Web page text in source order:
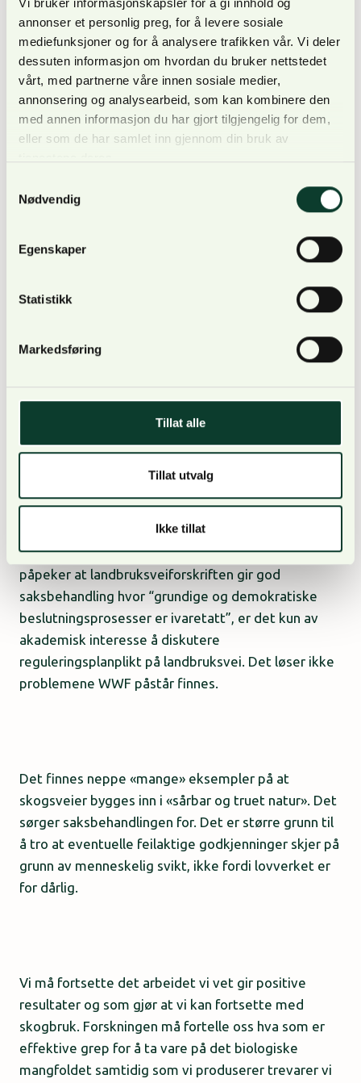
Vi bruker informasjonskapsler for å gi innhold og
annonser et personlig preg, for å levere sosiale
mediefunksjoner og for å analysere trafikken vår. Vi deler
dessuten informasjon om hvordan du bruker nettstedet
vårt, med partnerne våre innen sosiale medier,
annonsering og analysearbeid, som kan kombinere den
med annen informasjon du har gjort tilgjengelig for dem,
eller som de har samlet inn gjennom din bruk av
Nødvendig
Egenskaper
Statistikk
Markedsføring
Tillat alle
Tillat utvalg
Ikke tillat
Og rapporten fra NINA viser nettopp det: Den
økologiske tilstanden er i positiv utvikling! Det går
kanskje saktere enn Trude Myhre ønsker, men
endringene i skogforvaltningen virker. Ting bare tar
litt tid.
Det er også uriktig gjengitt når Trude Myhre viser til
at lagmannsretten sier landbruksveier ikke er
unntatt fra plikten om reguleringsplan. Faktisk sier
lagmannsretten nærmest det motsatte. «Flertallet,
(…), finner ikke grunn til å ta stilling til om
plan- og bygningsloven § 12–1 tredje ledd, da det
etter plan- og bygningsloven kapittel 20 en slik plan
Det er altså ikke behov for å diskutere
reguleringsplanplikt på landbruksvei, fordi fravær av
plan ikke gir rettsvirkning. Når retten i tillegg
påpeker at landbruksveiforskriften gir god
saksbehandling hvor “grundige og demokratiske
beslutningsprosesser er ivaretatt”, er det kun av
akademisk interesse å diskutere
reguleringsplanplikt på landbruksvei. Det løser ikke
problemene WWF påstår finnes.
Det finnes neppe «mange» eksempler på at
skogsveier bygges inn i «sårbar og truet natur». Det
sørger saksbehandlingen for. Det er større grunn til
å tro at eventuelle feilaktige godkjenninger skjer på
grunn av menneskelig svikt, ikke fordi lovverket er
for dårlig.
Vi må fortsette det arbeidet vi vet gir positive
resultater og som gjør at vi kan fortsette med
skogbruk. Forskningen må fortelle oss hva som er
effektive grep for å ta vare på det biologiske
mangfoldet samtidig som vi produserer trevarer vi